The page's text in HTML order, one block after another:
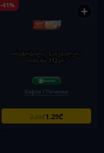
-41% +
ორცხობილა "საიუბილეო"
რძიანი 112გრ
Вафли / Печенье
2.20₾1.29₾